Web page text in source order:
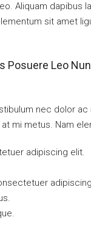
Aliquam dapibus
sit amet
Posuere Leo
nec dolor
mi metus. Nam
adipiscing elit.